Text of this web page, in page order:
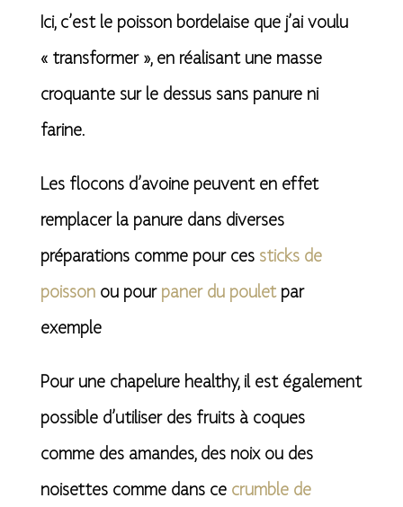
Ici, c’est le poisson bordelaise que j’ai voulu
« transformer », en réalisant une masse
croquante sur le dessus sans panure ni
farine.
Les flocons d’avoine peuvent en effet
remplacer la panure dans diverses
préparations comme pour ces sticks de
poissonou pour paner du pouletpar
exemple
Pour une chapelure healthy, il est également
possible d’utiliser des fruits à coques
comme des amandes, des noix ou des
noisettes comme dans ce crumble de